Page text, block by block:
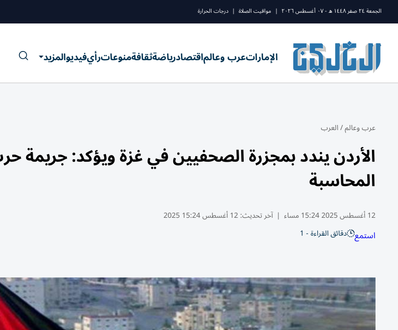
الجمعة ٢٤ صفر ١٤٤٨ ه - ٠٧ أغسطس ٢٠٢٦ | مواقيت الصلاة | درجات الحرارة
الإماراتعرب وعالماقتصادرياضةثقافةمنوعاترأيفيديوالمزيد
عرب وعالم/العرب
الأردن يندد بمجزرة الصحفيين في غزة ويؤكد:
المحاسبة
12 أغسطس 2025 15:24 مساء | آخر تحديث:12 أغسطس 15:24 2025
استمع دقائق القراءة - 1